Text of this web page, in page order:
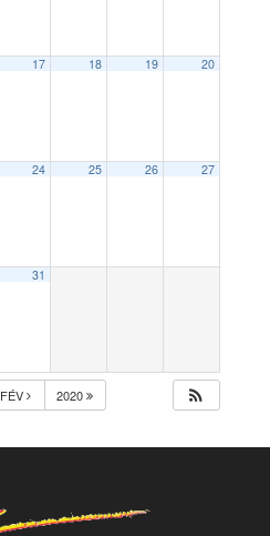
17 18 19 20
24 25 26 27
31
FÉV 2020